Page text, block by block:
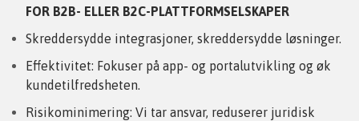
FOR B2B- ELLER B2C-PLATTFORMSELSKAPER
Skreddersydde integrasjoner, skreddersydde løsninger.
Effektivitet: Fokuser på app- og portalutvikling og øk
kundetilfredsheten.
Risikominimering: Vi tar ansvar, reduserer juridisk